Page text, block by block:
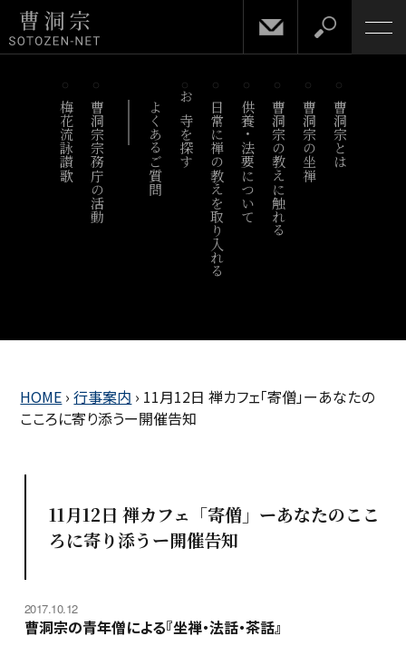
梅花流詠讃歌 曹洞宗宗務庁の活動 よくあるご質問 お寺を探す 日常に禅の教えを取り入れる供養・法要について曹洞宗の教えに触れる 曹洞宗の坐禅 曹洞宗とは
HOME › 行事案内 › 11月12日 禅カフェ「寄僧」ーあなたの
こころに寄り添うー開催告知
11月12日 禅カフェ「寄僧」ーあなたのここ
ろに寄り添うー開催告知
2017.10.12
曹洞宗の青年僧による『坐禅・法話・茶話』